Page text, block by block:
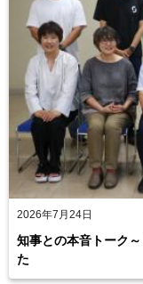
2026年7月24日
知事との本音トーク
た